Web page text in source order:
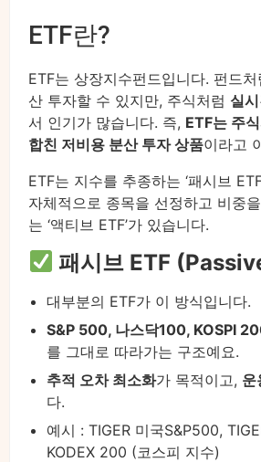
ETF란?
ETF는 상장지수펀드입니다. 펀드
산 투자할 수 있지만, 주식처럼 실
서 인기가 많습니다. 즉, ETF는 주
합친 저비용 분산 투자 상품이라고
ETF는 지수를 추종하는 ‘패시브
자체적으로 종목을 선정하고 비중
는 ‘액티브 ETF’가 있습니다.
패시브 ETF
대부분의 ETF가 이 방식입니다.
S&P 500, 나스닥100, KOSPI
를 그대로 따라가는 구조예요.
추적 오차 최소화가 목적이고, 운
다.
예시 : TIGER 미국S&P500,
KODEX 200 (코스피 지수)